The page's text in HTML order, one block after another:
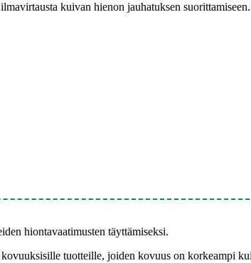
kuivan hienon jauhatuksen
hiontavaatimusten täyttämiseksi.
tuotteille, joiden kovuus on korkeampi